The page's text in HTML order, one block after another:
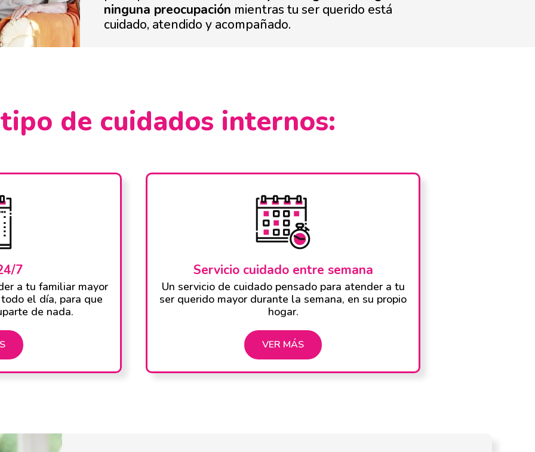
ninguna preocupación mientras tu ser querido está
cuidado, atendido y acompañado.
de cuidados internos:
7
a tu familiar mayor
el día, para que
de nada.
Servicio cuidado entre semana
Un servicio de cuidado pensado para atender a tu
ser querido mayor durante la semana, en su propio
hogar.
VER MÁS